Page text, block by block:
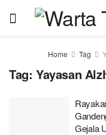
Home Tag
Tag: Yayasan
Gejala